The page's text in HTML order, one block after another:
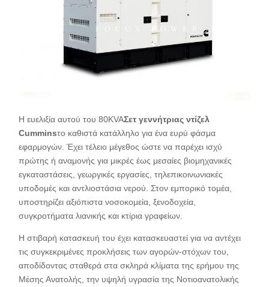
Η ευελιξία αυτού του 80KVAΣετ γεννήτριας ντίζελ
Cumminsτο καθιστά κατάλληλο για ένα ευρύ φάσμα
εφαρμογών. Έχει τέλειο μέγεθος ώστε να παρέχει ισχύ
πρώτης ή αναμονής για μικρές έως μεσαίες βιομηχανικές
εγκαταστάσεις, γεωργικές εργασίες, τηλεπικοινωνιακές
υποδομές και αντλιοστάσια νερού. Στον εμπορικό τομέα,
υποστηρίζει αξιόπιστα νοσοκομεία, ξενοδοχεία,
συγκροτήματα λιανικής και κτίρια γραφείων.
Η στιβαρή κατασκευή του έχει κατασκευαστεί για να αντέχει
τις συγκεκριμένες προκλήσεις των αγορών-στόχων του,
αποδίδοντας σταθερά στα σκληρά κλίματα της ερήμου της
Μέσης Ανατολής, την υψηλή υγρασία της Νοτιοανατολικής